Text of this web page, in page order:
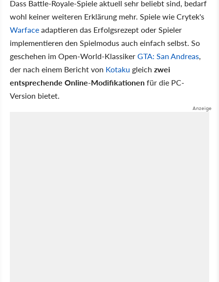
Dass Battle-Royale-Spiele aktuell sehr beliebt sind, bedarf
wohl keiner weiteren Erklärung mehr. Spiele wie Crytek's
Warfaceadaptieren das Erfolgsrezept oder Spieler
implementieren den Spielmodus auch einfach selbst. So
geschehen im Open-World-KlassikerGTA: San Andreas,
der nach einem Bericht von Kotaku gleich zwei
entsprechende Online-Modifikationenfür die PC-
Version bietet.